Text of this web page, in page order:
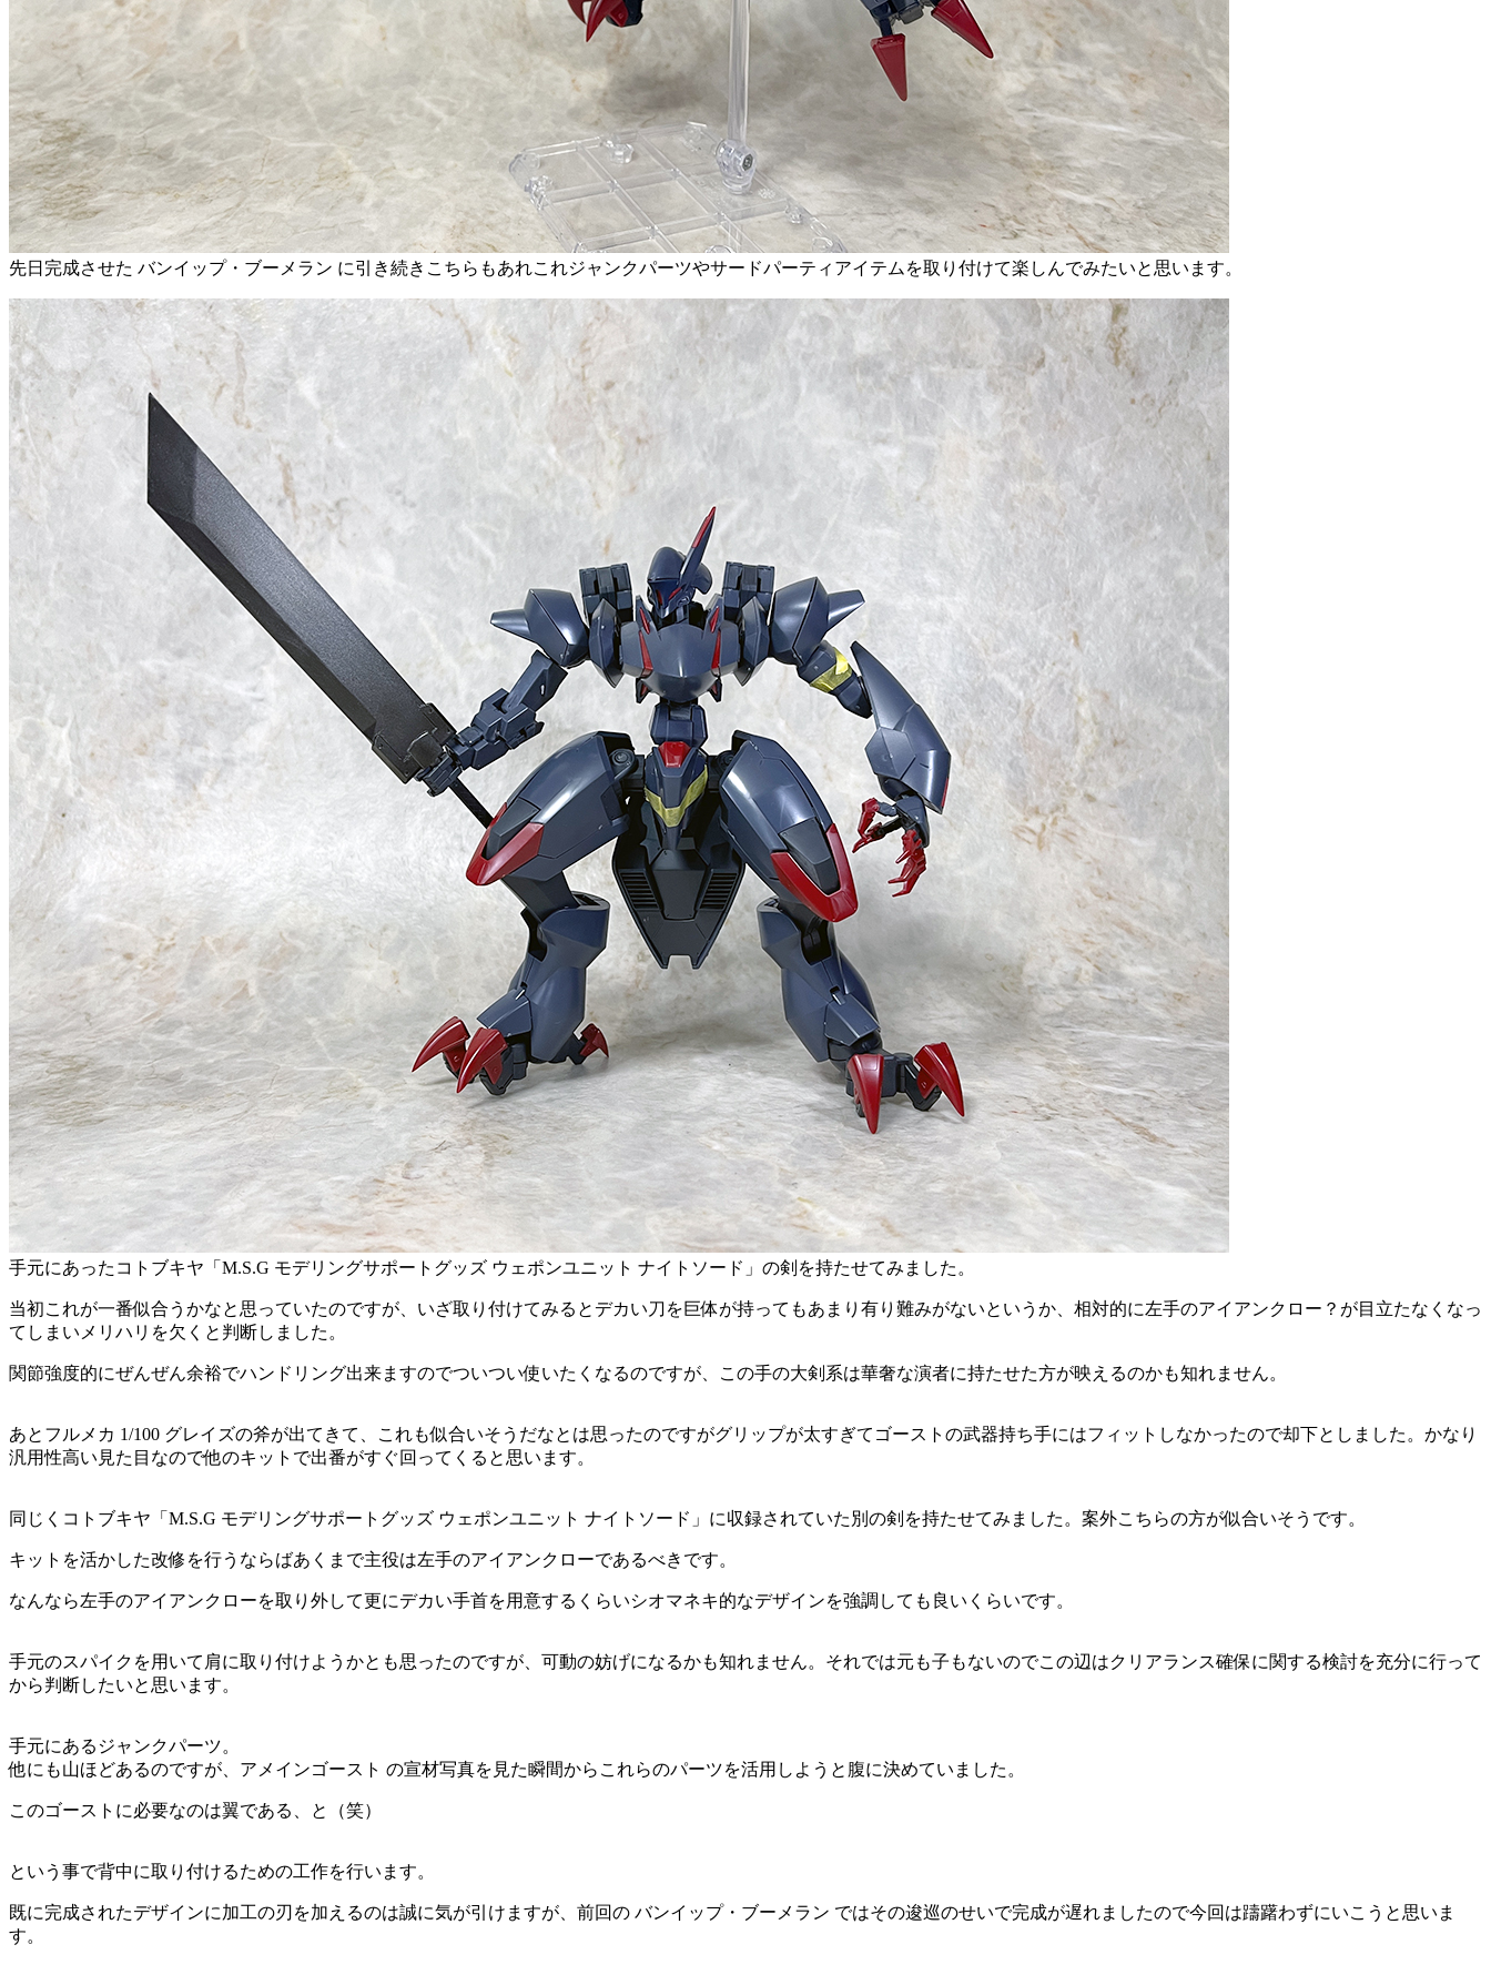
先日完成させた バンイップ・ブーメラン に引き続きこちらもあれこれジャンクパーツやサードパーティアイテムを取り付けて楽しんでみたいと思います。
手元にあったコトブキヤ「M.S.G モデリングサポートグッズ ウェポンユニット ナイトソード」の剣を持たせてみました。
当初これが一番似合うかなと思っていたのですが、いざ取り付けてみるとデカい刀を巨体が持ってもあまり有り難みがないというか、相対的に左手のアイアンクロー？が目立たなくなっ
てしまいメリハリを欠くと判断しました。
関節強度的にぜんぜん余裕でハンドリング出来ますのでついつい使いたくなるのですが、この手の大剣系は華奢な演者に持たせた方が映えるのかも知れません。
あとフルメカ 1/100 グレイズの斧が出てきて、これも似合いそうだなとは思ったのですがグリップが太すぎてゴーストの武器持ち手にはフィットしなかったので却下としました。かなり
汎用性高い見た目なので他のキットで出番がすぐ回ってくると思います。
同じくコトブキヤ「M.S.G モデリングサポートグッズ ウェポンユニット ナイトソード」に収録されていた別の剣を持たせてみました。案外こちらの方が似合いそうです。
キットを活かした改修を行うならばあくまで主役は左手のアイアンクローであるべきです。
なんなら左手のアイアンクローを取り外して更にデカい手首を用意するくらいシオマネキ的なデザインを強調しても良いくらいです。
手元のスパイクを用いて肩に取り付けようかとも思ったのですが、可動の妨げになるかも知れません。それでは元も子もないのでこの辺はクリアランス確保に関する検討を充分に行って
から判断したいと思います。
手元にあるジャンクパーツ。
他にも山ほどあるのですが、アメインゴースト の宣材写真を見た瞬間からこれらのパーツを活用しようと腹に決めていました。
このゴーストに必要なのは翼である、と（笑）
という事で背中に取り付けるための工作を行います。
既に完成されたデザインに加工の刃を加えるのは誠に気が引けますが、前回の バンイップ・ブーメラン ではその逡巡のせいで完成が遅れましたので今回は躊躇わずにいこうと思いま
す。